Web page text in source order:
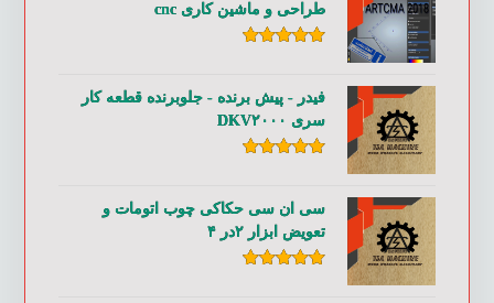
طراحی و ماشین کاری cnc
فیدر - پیش برنده - جلوبرنده قطعه کار
سری DKV۲۰۰۰
سی ان سی حکاکی چوب اتومات و
تعویض ابزار ۲در ۴